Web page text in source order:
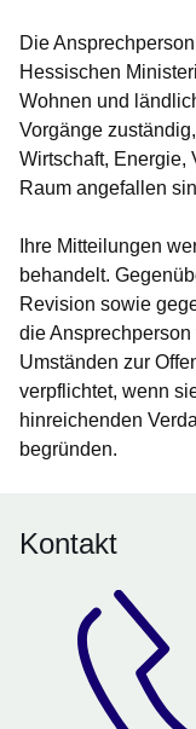
Die
Hessischen
Wohnen und
Vorgänge
Wirtschaft, Energie,
Raum angefallen
Ihre Mitteilungen
behandelt.
Revision sowie
die
Umständen zur
verpflichtet, wenn
hinreichenden
begründen.
Kontakt